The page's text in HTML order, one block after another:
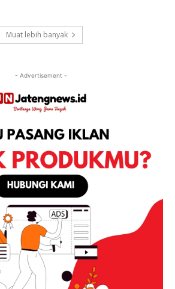
Muat lebih banyak
- Advertisement -